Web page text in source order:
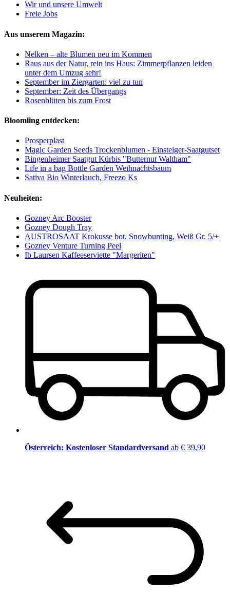
Wir und unsere Umwelt
Freie Jobs
Aus unserem Magazin:
Nelken – alte Blumen neu im Kommen
Raus aus der Natur, rein ins Haus: Zimmerpflanzen leiden
unter dem Umzug sehr!
September im Ziergarten: viel zu tun
September: Zeit des Übergangs
Rosenblüten bis zum Frost
Bloomling entdecken:
Prosperplast
Magic Garden Seeds Trockenblumen - Einsteiger-Saatgutset
Bingenheimer Saatgut Kürbis "Butternut Waltham"
Life in a bag Bottle Garden Weihnachtsbaum
Sativa Bio Winterlauch, Freezo Ks
Neuheiten:
Gozney Arc Booster
Gozney Dough Tray
AUSTROSAAT Krokusse bot. Snowbunting, Weiß Gr. 5/+
Gozney Venture Turning Peel
Ib Laursen Kaffeeserviette "Margeriten"
Österreich: Kostenloser Standardversand ab € 39,90